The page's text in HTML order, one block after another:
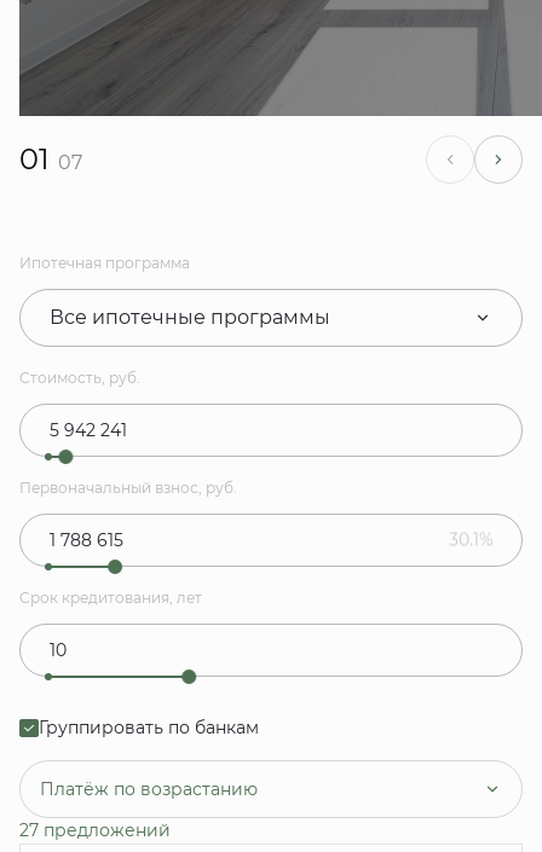
01 07
Ипотечная программа
Все ипотечные программы
Стоимость, руб.
Первоначальный взнос, руб.
30.1%
Срок кредитования, лет
Группировать по банкам
Платёж по возрастанию
27 предложений